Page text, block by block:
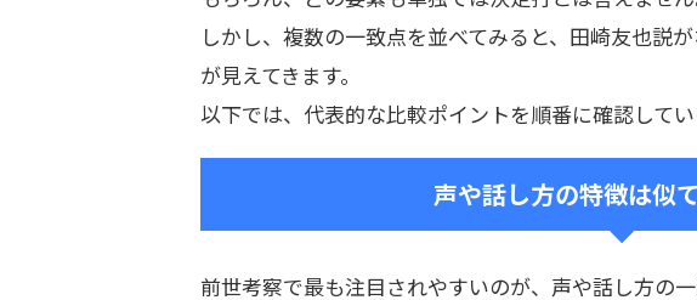
しかし、複数の一致点を並べてみると、田崎友也説
が見えてきます。
以下では、代表的な比較ポイントを順番に確認してい
声や話し方の特徴は似
前世考察で最も注目されやすいのが、声や話し方の一